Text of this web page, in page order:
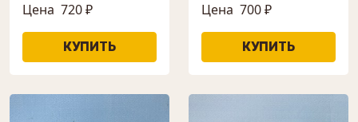
Цена 720 ₽
Цена 700 ₽